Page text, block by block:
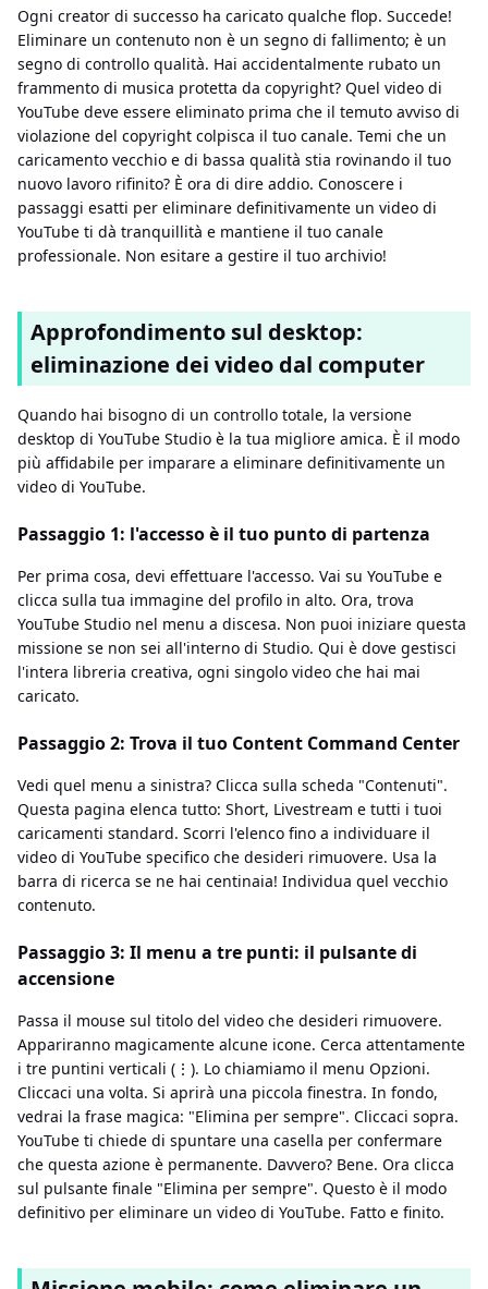
Ogni creator di successo ha caricato qualche flop. Succede!
Eliminare un contenuto non è un segno di fallimento; è un
segno di controllo qualità. Hai accidentalmente rubato un
frammento di musica protetta da copyright? Quel video di
YouTube deve essere eliminato prima che il temuto avviso di
violazione del copyright colpisca il tuo canale. Temi che un
caricamento vecchio e di bassa qualità stia rovinando il tuo
nuovo lavoro rifinito? È ora di dire addio. Conoscere i
passaggi esatti per eliminare definitivamente un video di
YouTube ti dà tranquillità e mantiene il tuo canale
professionale. Non esitare a gestire il tuo archivio!
Approfondimento sul desktop:
eliminazione dei video dal computer
Quando hai bisogno di un controllo totale, la versione
desktop di YouTube Studio è la tua migliore amica. È il modo
più affidabile per imparare a eliminare definitivamente un
video di YouTube.
Passaggio 1: l'accesso è il tuo punto di partenza
Per prima cosa, devi effettuare l'accesso. Vai su YouTube e
clicca sulla tua immagine del profilo in alto. Ora, trova
YouTube Studio nel menu a discesa. Non puoi iniziare questa
missione se non sei all'interno di Studio. Qui è dove gestisci
l'intera libreria creativa, ogni singolo video che hai mai
caricato.
Passaggio 2: Trova il tuo Content Command Center
Vedi quel menu a sinistra? Clicca sulla scheda "Contenuti".
Questa pagina elenca tutto: Short, Livestream e tutti i tuoi
caricamenti standard. Scorri l'elenco fino a individuare il
video di YouTube specifico che desideri rimuovere. Usa la
barra di ricerca se ne hai centinaia! Individua quel vecchio
contenuto.
Passaggio 3: Il menu a tre punti: il pulsante di
accensione
Passa il mouse sul titolo del video che desideri rimuovere.
Appariranno magicamente alcune icone. Cerca attentamente
i tre puntini verticali (⋮). Lo chiamiamo il menu Opzioni.
Cliccaci una volta. Si aprirà una piccola finestra. In fondo,
vedrai la frase magica: "Elimina per sempre". Cliccaci sopra.
YouTube ti chiede di spuntare una casella per confermare
che questa azione è permanente. Davvero? Bene. Ora clicca
sul pulsante finale "Elimina per sempre". Questo è il modo
definitivo per eliminare un video di YouTube. Fatto e finito.